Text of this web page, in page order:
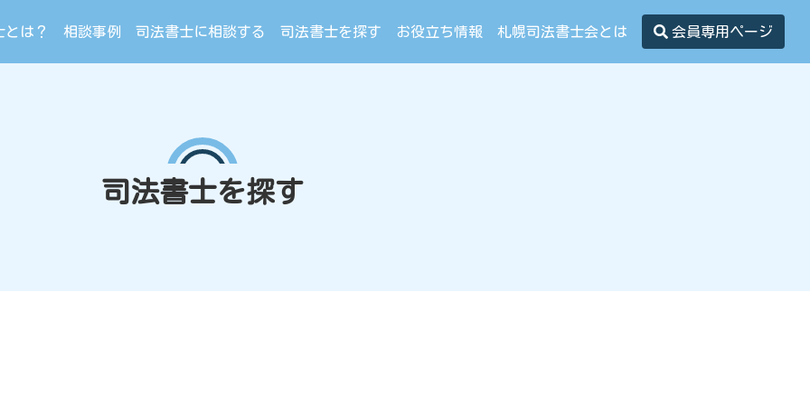
とは？ 相談事例 司法書士に相談する 司法書士を探す お役立ち情報 札幌司法書士会とは 会員専用ページ
司法書士を探す